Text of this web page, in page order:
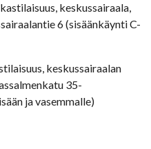
keskussairaala,
6 (sisäänkäynti C-
keskussairaalan
35-
ja vasemmalle)